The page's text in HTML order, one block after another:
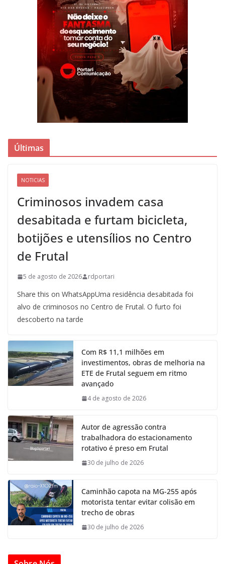
Últimas
NOTICIAS
Criminosos invadem casa
desabitada e furtam bicicleta,
botijões e utensílios no Centro
de Frutal
5 de agosto de 2026 rdportari
Share this on WhatsAppUma residência desabitada foi
alvo de criminosos no Centro de Frutal. O furto foi
descoberto na tarde
Com R$ 11,1 milhões em
investimentos, obras de melhoria na
ETE de Frutal seguem em ritmo
avançado
4 de agosto de 2026
Autor de agressão contra
trabalhadora do estacionamento
rotativo é preso em Frutal
30 de julho de 2026
Caminhão capota na MG-255 após
motorista tentar evitar colisão em
trecho de obras
30 de julho de 2026